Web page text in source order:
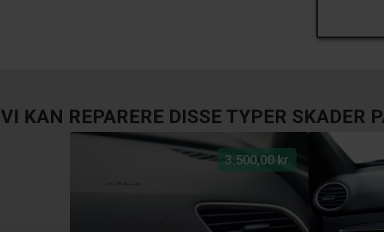
VI KAN REPARERE DISSE TYPER
3.500,00 kr.